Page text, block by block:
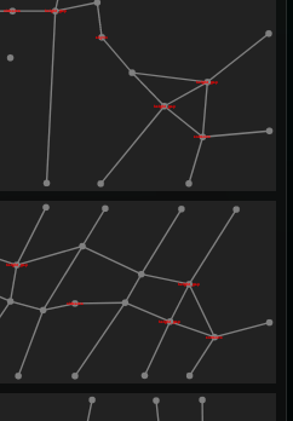
entrance
height_gap
height_gap
height_gap
abyss
sidearea
entrance
height_gap
height_gap
height_gap
sidearea